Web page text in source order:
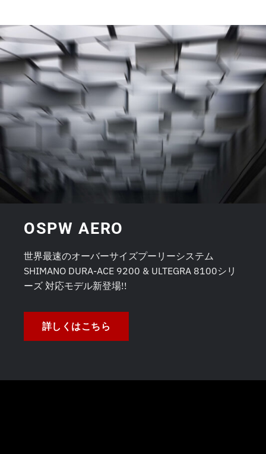
OSPW AERO
世界最速のオーバーサイズプーリーシステム
SHIMANO DURA-ACE 9200 & ULTEGRA 8100シリ
ーズ 対応モデル新登場!!
詳しくはこちら